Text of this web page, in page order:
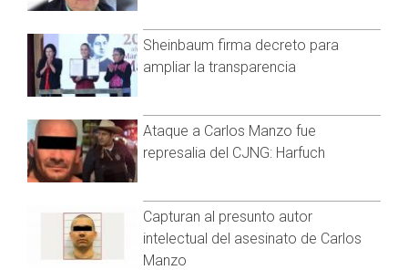
Además expuso que los casos confirmados acumulados por
entidad de residencia, las 10 primeras entidades que
acumulan el mayor número de casos son: Ciudad de México,
Estado de México, Nuevo León, Guanajuato, Jalisco, San Luis
Potosí, Veracruz, Tabasco, Puebla y Sonora, que en conjunto
conforman el 64% de todos los casos acumulados
registrados en el país.
Visita y accede a todo nuestro contenido |
Facebook:@cadenanoticiasmx | Instagram:
@cadena_noticias
| TikTok: @CadenaNoticias | Telegram:
https://t.me/GrupoCadenaResumen|
Sheinbaum firma decreto para
ampliar la transparencia
Ataque a Carlos Manzo fue
represalia del CJNG: Harfuch
Capturan al presunto autor
intelectual del asesinato de Carlos
Manzo